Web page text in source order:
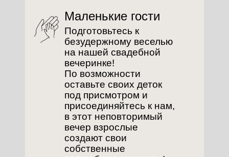
Маленькие гости
Подготовьтесь к
безудержному веселью
на нашей свадебной
вечеринке!
По возможности
оставьте своих деток
под присмотром и
присоединяйтесь к нам,
в этот неповторимый
вечер взрослые
создают свои
собственные